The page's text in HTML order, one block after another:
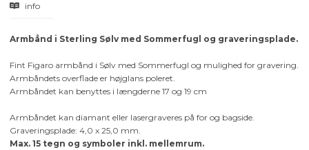
info
Armbånd i Sterling Sølv med Sommerfugl og graveringsplade.
Fint Figaro armbånd i Sølv med Sommerfugl og mulighed for gravering.
Armbåndets overflade er højglans poleret.
Armbåndet kan benyttes i længderne 17 og 19 cm
Armbåndet kan diamant eller lasergraveres på for og bagside.
Graveringsplade: 4,0 x 25,0 mm.
Max. 15 tegn og symboler inkl. mellemrum.